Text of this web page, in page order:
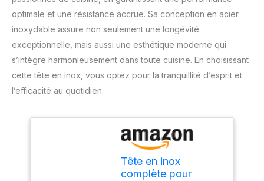
optimale et une résistance accrue. Sa conception en acier
inoxydable assure non seulement une longévité
exceptionnelle, mais aussi une esthétique moderne qui
s’intègre harmonieusement dans toute cuisine. En choisissant
cette tête en inox, vous optez pour la tranquillité d’esprit et
l’efficacité au quotidien.
Tête en inox
complète pour